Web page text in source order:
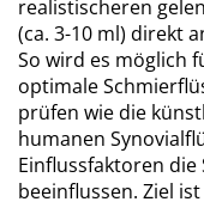
realistischeren
(ca. 3-10 ml) direkt
So wird es möglich
optimale
prüfen wie die
humanen
Einflussfaktoren
beeinflussen. Ziel